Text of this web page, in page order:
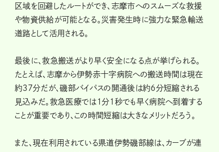
区域を回避したルートができ、志摩市へのスムーズな救援
や物資供給が可能となる。災害発生時に強力な緊急輸送
道路として活用される。
最後に、救急搬送がより早く安全になる点が挙げられる。
たとえば、志摩から伊勢赤十字病院への搬送時間は現在
約37分だが、磯部バイパスの開通後は約6分短縮される
見込みだ。救急医療では1分1秒でも早く病院へ到着する
ことが重要であり、この時間短縮は大きなメリットだろう。
また、現在利用されている県道伊勢磯部線は、カーブが連